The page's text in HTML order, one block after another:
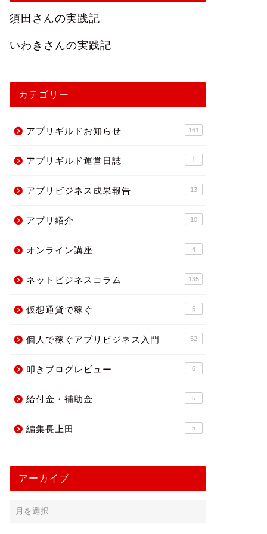
プリ紹介
須田さんの実践記
いわきさんの実践記
カテゴリー
アプリギルドお知らせ 161
アプリギルド運営日誌 1
アプリビジネス成果報告 13
アプリ紹介 10
オンライン講座 4
ネットビジネスコラム 135
仮想通貨で稼ぐ 5
個人で稼ぐアプリビジネス入門 52
叩きブログレビュー 6
給付金・補助金 5
編集長上田 5
アーカイブ